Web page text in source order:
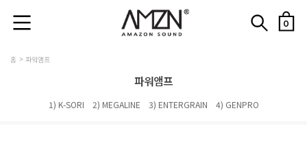
0
홈 파워앰프
파워앰프
1) K-SORI 2) MEGALINE 3) ENTERGRAIN 4) GENPRO